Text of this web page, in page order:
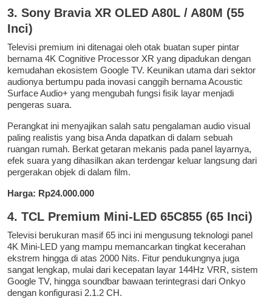
3. Sony Bravia XR OLED A80L / A80M (55
Inci)
Televisi premium ini ditenagai oleh otak buatan super pintar
bernama 4K Cognitive Processor XR yang dipadukan dengan
kemudahan ekosistem Google TV. Keunikan utama dari sektor
audionya bertumpu pada inovasi canggih bernama Acoustic
Surface Audio+ yang mengubah fungsi fisik layar menjadi
pengeras suara.
Perangkat ini menyajikan salah satu pengalaman audio visual
paling realistis yang bisa Anda dapatkan di dalam sebuah
ruangan rumah. Berkat getaran mekanis pada panel layarnya,
efek suara yang dihasilkan akan terdengar keluar langsung dari
pergerakan objek di dalam film.
Harga: Rp24.000.000
4. TCL Premium Mini-LED 65C855 (65 Inci)
Televisi berukuran masif 65 inci ini mengusung teknologi panel
4K Mini-LED yang mampu memancarkan tingkat kecerahan
ekstrem hingga di atas 2000 Nits. Fitur pendukungnya juga
sangat lengkap, mulai dari kecepatan layar 144Hz VRR, sistem
Google TV, hingga soundbar bawaan terintegrasi dari Onkyo
dengan konfigurasi 2.1.2 CH.